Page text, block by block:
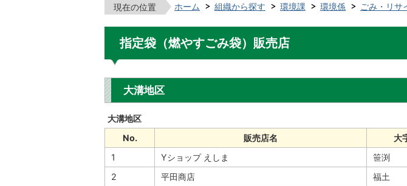
現在の位置 ホーム 組織から探す 環境課 環境係 ごみ・リサ
指定袋（燃やすごみ袋）販売店
大溝地区
大溝地区
No.
販売店名 大
1
Yショップ えしま 笹渕
2
平田商店 福土